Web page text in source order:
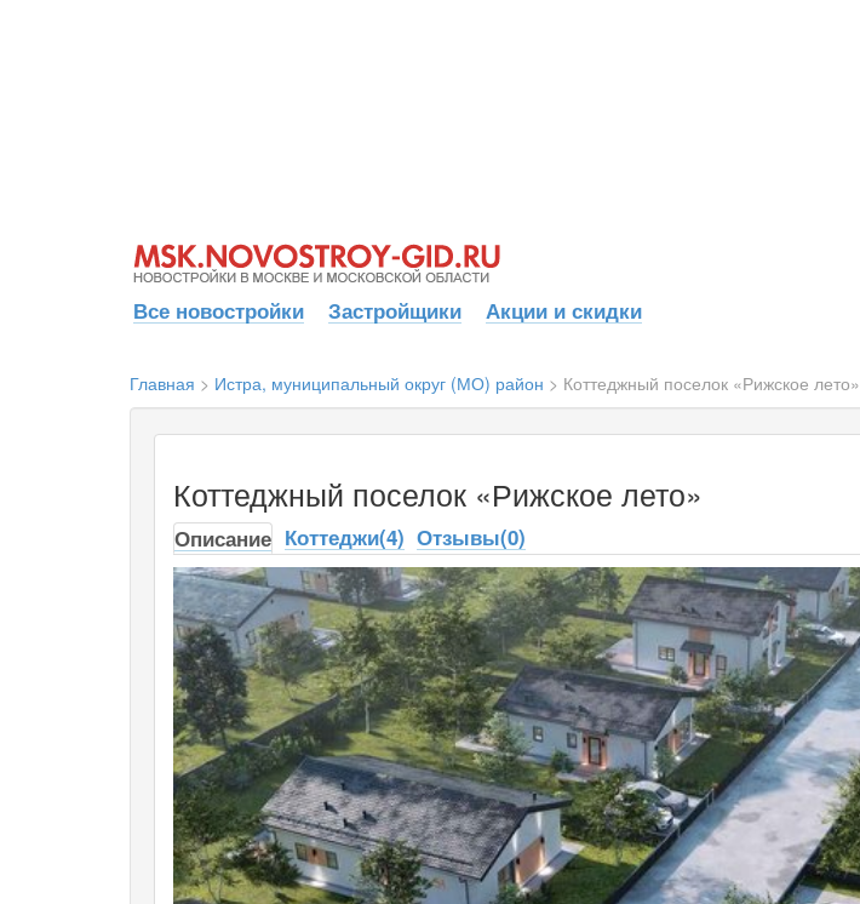
Все новостройки Застройщики Акции и скидки
Главная > Истра, муниципальный округ (МО) район > Коттеджный поселок «Рижское лето»
Коттеджный поселок «Рижское лето»
Описание Коттеджи(4) Отзывы(0)